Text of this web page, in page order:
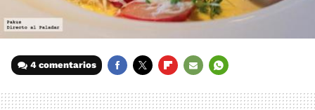
4 comentarios
MAIL